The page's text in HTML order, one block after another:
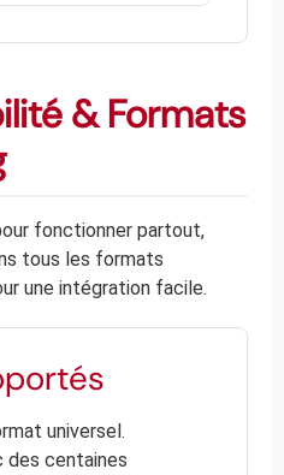
& Formats
fonctionner partout,
tous les formats
une intégration facile.
universel.
des centaines